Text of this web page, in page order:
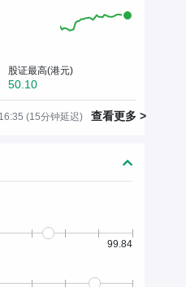
股证最高(港元)
50.10
(15分钟延迟) 查看更多 >
99.84